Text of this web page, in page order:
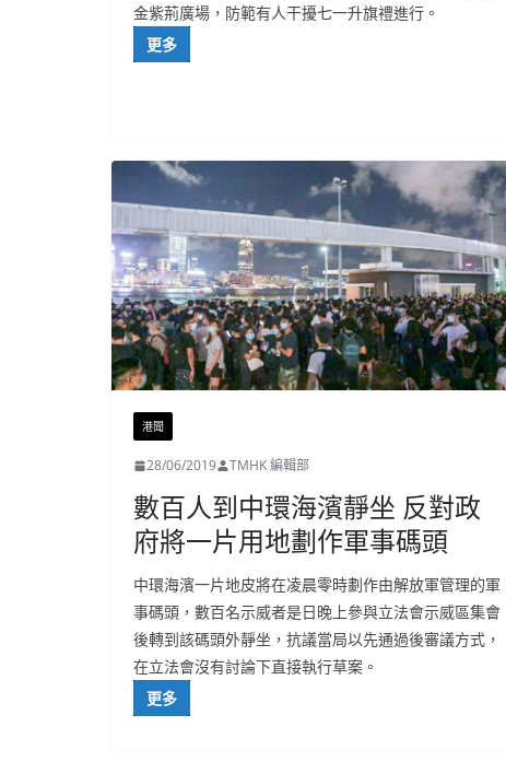
金紫荊廣場，防範有人干擾七一升旗禮進行。
更多
港聞
28/06/2019 TMHK 編輯部
數百人到中環海濱靜坐 反對政
府將一片用地劃作軍事碼頭
中環海濱一片地皮將在凌晨零時劃作由解放軍管理的軍
事碼頭，數百名示威者是日晚上參與立法會示威區集會
後轉到該碼頭外靜坐，抗議當局以先通過後審議方式，
在立法會沒有討論下直接執行草案。
更多